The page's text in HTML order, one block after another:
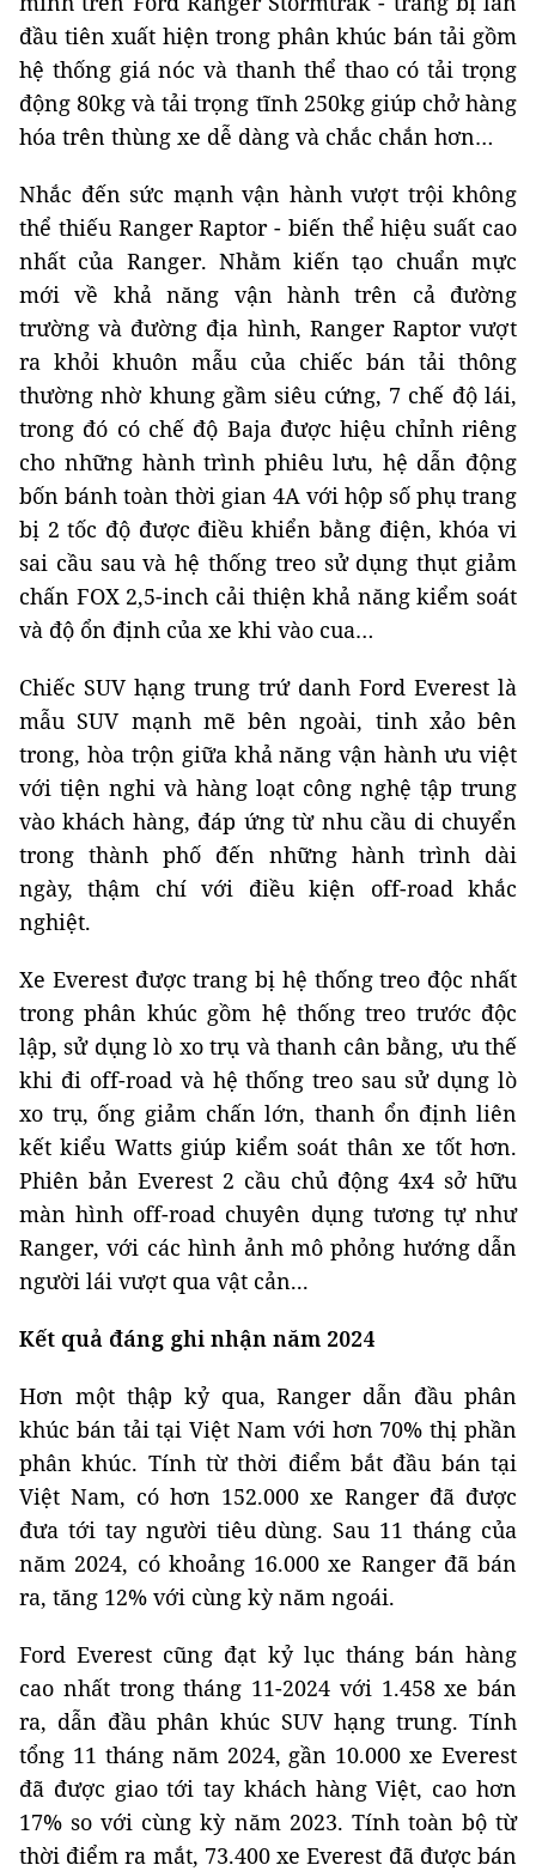
đầu tiên xuất hiện trong phân khúc bán tải gồm
hệ thống giá nóc và thanh thể thao có tải trọng
động 80kg và tải trọng tĩnh 250kg giúp chở hàng
hóa trên thùng xe dễ dàng và chắc chắn hơn…
Nhắc đến sức mạnh vận hành vượt trội không
thể thiếu Ranger Raptor - biến thể hiệu suất cao
nhất của Ranger. Nhằm kiến tạo chuẩn mực
mới về khả năng vận hành trên cả đường
trường và đường địa hình, Ranger Raptor vượt
ra khỏi khuôn mẫu của chiếc bán tải thông
thường nhờ khung gầm siêu cứng, 7 chế độ lái,
trong đó có chế độ Baja được hiệu chỉnh riêng
cho những hành trình phiêu lưu, hệ dẫn động
bốn bánh toàn thời gian 4A với hộp số phụ trang
bị 2 tốc độ được điều khiển bằng điện, khóa vi
sai cầu sau và hệ thống treo sử dụng thụt giảm
chấn FOX 2,5-inch cải thiện khả năng kiểm soát
và độ ổn định của xe khi vào cua…
Chiếc SUV hạng trung trứ danh Ford Everest là
mẫu SUV mạnh mẽ bên ngoài, tinh xảo bên
trong, hòa trộn giữa khả năng vận hành ưu việt
với tiện nghi và hàng loạt công nghệ tập trung
vào khách hàng, đáp ứng từ nhu cầu di chuyển
trong thành phố đến những hành trình dài
ngày, thậm chí với điều kiện off-road khắc
nghiệt.
Xe Everest được trang bị hệ thống treo độc nhất
trong phân khúc gồm hệ thống treo trước độc
lập, sử dụng lò xo trụ và thanh cân bằng, ưu thế
khi đi off-road và hệ thống treo sau sử dụng lò
xo trụ, ống giảm chấn lớn, thanh ổn định liên
kết kiểu Watts giúp kiểm soát thân xe tốt hơn.
Phiên bản Everest 2 cầu chủ động 4x4 sở hữu
màn hình off-road chuyên dụng tương tự như
Ranger, với các hình ảnh mô phỏng hướng dẫn
người lái vượt qua vật cản...
Kết quả đáng ghi nhận năm 2024
Hơn một thập kỷ qua, Ranger dẫn đầu phân
khúc bán tải tại Việt Nam với hơn 70% thị phần
phân khúc. Tính từ thời điểm bắt đầu bán tại
Việt Nam, có hơn 152.000 xe Ranger đã được
đưa tới tay người tiêu dùng. Sau 11 tháng của
năm 2024, có khoảng 16.000 xe Ranger đã bán
ra, tăng 12% với cùng kỳ năm ngoái.
Ford Everest cũng đạt kỷ lục tháng bán hàng
cao nhất trong tháng 11-2024 với 1.458 xe bán
ra, dẫn đầu phân khúc SUV hạng trung. Tính
tổng 11 tháng năm 2024, gần 10.000 xe Everest
đã được giao tới tay khách hàng Việt, cao hơn
17% so với cùng kỳ năm 2023. Tính toàn bộ từ
thời điểm ra mắt, 73.400 xe Everest đã được bán